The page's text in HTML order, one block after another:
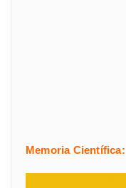
Memoria Científica: